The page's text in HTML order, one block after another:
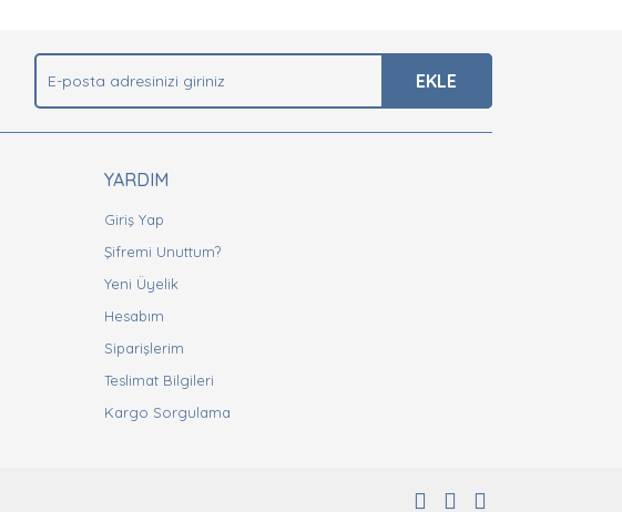
EKLE
YARDIM
Giriş Yap
Şifremi Unuttum?
Yeni Üyelik
Hesabım
Siparişlerim
Teslimat Bilgileri
Kargo Sorgulama